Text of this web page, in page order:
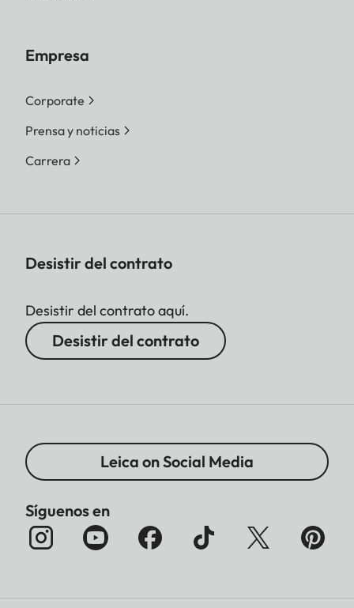
Empresa
Corporate
Prensa y noticias
Carrera
Desistir del contrato
Desistir del contrato aquí.
Desistir del contrato
Leica on Social Media
Síguenos en